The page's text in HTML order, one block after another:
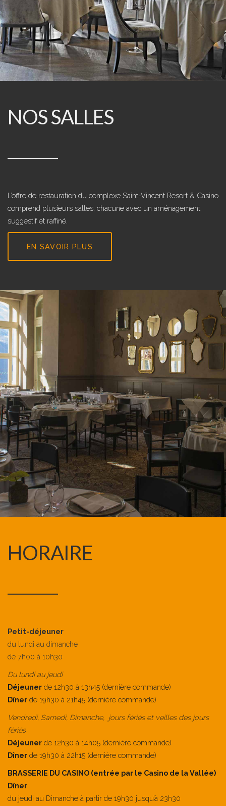
NOS SALLES
L’offre de restauration du complexe Saint-Vincent Resort & Casino
comprend plusieurs salles, chacune avec un aménagement
suggestif et raffiné.
EN SAVOIR PLUS
HORAIRE
Petit-déjeuner
du lundi au dimanche
de 7h00 à 10h30
Du lundi au jeudi
Déjeuner de 12h30 à 13h45 (dernière commande)
Dîner de 19h30 à 21h45 (dernière commande)
Vendredi, Samedi, Dimanche, jours fériés et veilles des jours
fériés
Déjeuner de 12h30 à 14h05 (dernière commande)
Dîner de 19h30 à 22h15 (dernière commande)
BRASSERIE DU CASINO (entrée par le Casino de la Vallée)
Dîner
du jeudi au Dimanche à partir de 19h30 jusqu’à 23h30